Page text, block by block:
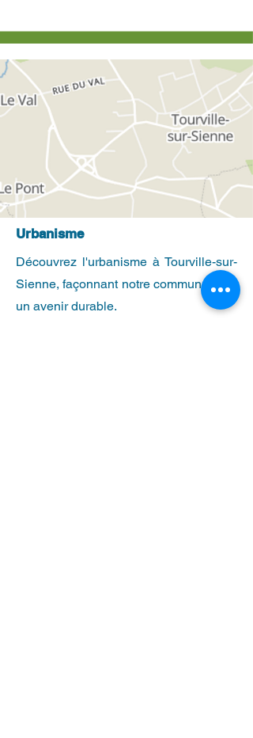
Urbanisme
Découvrez l'urbanisme à Tourville-sur-
Sienne, façonnant notre commune pour
un avenir durable.